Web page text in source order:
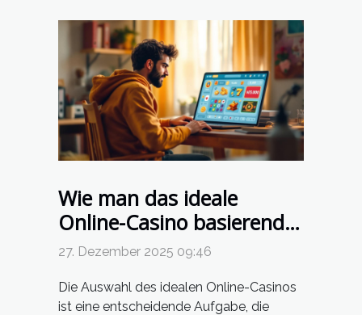
Wie man das ideale
Online-Casino basierend
auf Nutzerpräferenzen
27. Dezember 2025 09:46
Die Auswahl des idealen Online-Casinos
ist eine entscheidende Aufgabe, die